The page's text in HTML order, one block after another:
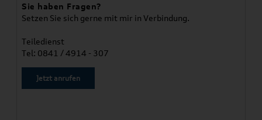
Sie haben Fragen?
Setzen Sie sich gerne mit mir in Verbindung.
Teiledienst
Tel: 0841 / 4914 - 307
Jetzt anrufen